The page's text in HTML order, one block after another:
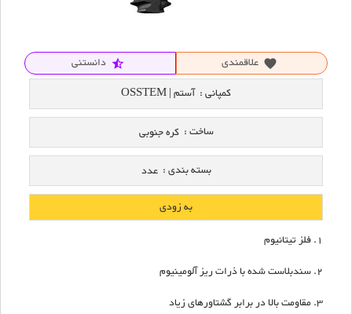
favorite علاقمندی star_half دانستنی
کمپانی :آستم | OSSTEM
ساخت :کره جنوبی
بسته بندی :عدد
به زودی
فلز تیتانیوم
سندبلاست شده با ذرات ریز آلومینیوم
مقاومت بالا در برابر گشتاورهای زیاد